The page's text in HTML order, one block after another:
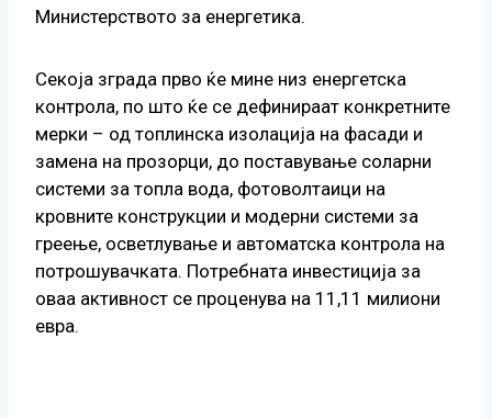
Министерството за енергетика.
Секоја зграда прво ќе мине низ енергетска
контрола, по што ќе се дефинираат конкретните
мерки – од топлинска изолација на фасади и
замена на прозорци, до поставување соларни
системи за топла вода, фотоволтаици на
кровните конструкции и модерни системи за
греење, осветлување и автоматска контрола на
потрошувачката. Потребната инвестиција за
оваа активност се проценува на 11,11 милиони
евра.